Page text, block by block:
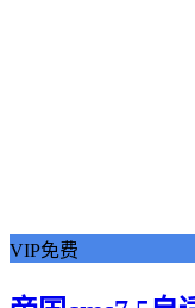
VIP免费